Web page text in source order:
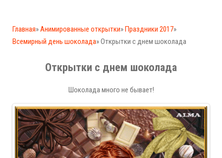
Главная»Анимированные открытки»Праздники 2017»
Всемирный день шоколада» Открытки с днем шоколада
Открытки с днем шоколада
Шоколада много не бывает!